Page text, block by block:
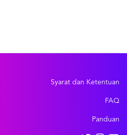
Syarat dan Ketentuan
FAQ
Panduan